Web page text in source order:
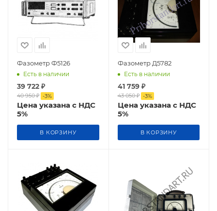
Фазометр Ф5126
Есть в наличии
39 722 ₽
40 950₽ -3%
Цена указана с НДС
5%
В КОРЗИНУ
Фазометр Д5782
Есть в наличии
41 759₽
43 050₽ -3%
Цена указана с НДС
5%
В КОРЗИНУ